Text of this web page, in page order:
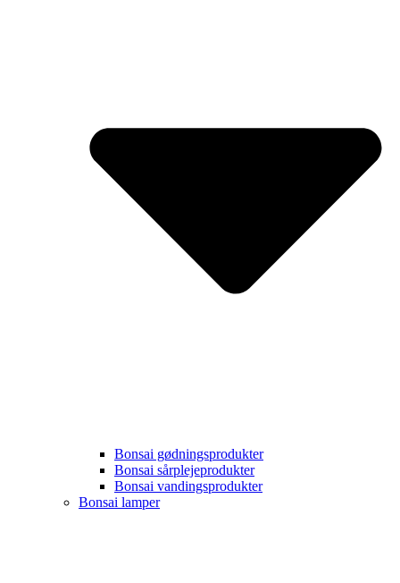
Bonsai gødningsprodukter
Bonsai sårplejeprodukter
Bonsai vandingsprodukter
Bonsai lamper